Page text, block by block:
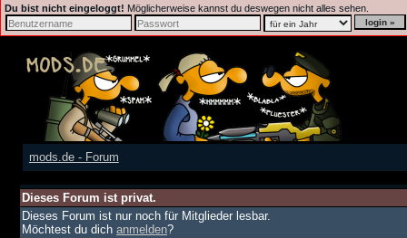
Du bist nicht eingeloggt! Möglicherweise kannst du deswegen nicht alles sehen.
mods.de - Forum
Dieses Forum ist privat.
Dieses Forum ist nur noch für Mitglieder lesbar.
Möchtest du dich anmelden?